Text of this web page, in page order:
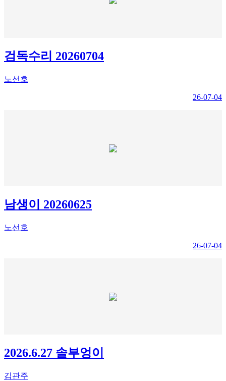
검독수리 20260704
노선호
26-07-04
남생이 20260625
노선호
26-07-04
2026.6.27 솔부엉이
김관주